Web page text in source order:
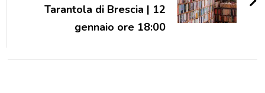
Tarantola di Brescia | 12
gennaio ore 18:00